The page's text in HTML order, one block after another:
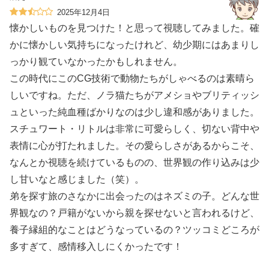
2025年12月4日
懐かしいものを見つけた！と思って視聴してみました。確
かに懐かしい気持ちになったけれど、幼少期にはあまりし
っかり観ていなかったかもしれません。
この時代にこのCG技術で動物たちがしゃべるのは素晴ら
しいですね。ただ、ノラ猫たちがアメショやブリティッシ
ュといった純血種ばかりなのは少し違和感がありました。
スチュワート・リトルは非常に可愛らしく、切ない背中や
表情に心が打たれました。その愛らしさがあるからこそ、
なんとか視聴を続けているものの、世界観の作り込みは少
し甘いなと感じました（笑）。
弟を探す旅のさなかに出会ったのはネズミの子。どんな世
界観なの？戸籍がないから親を探せないと言われるけど、
養子縁組的なことはどうなっているの？ツッコミどころが
多すぎて、感情移入しにくかったです！